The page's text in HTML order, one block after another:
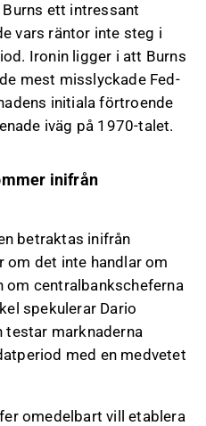
ett intressant
vars räntor inte steg i
Ironin ligger i att Burns
mest misslyckade Fed-
initiala förtroende
iväg på 1970-talet.
inifrån
betraktas inifrån
om det inte handlar om
om centralbankscheferna
spekulerar Dario
testar marknaderna
med en medvetet
omedelbart vill etablera